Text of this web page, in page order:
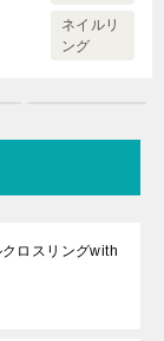
ネイルリ
ング
ロスリングwith